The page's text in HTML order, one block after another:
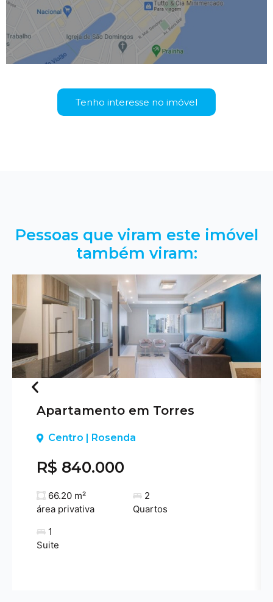
Tenho interesse no imóvel
Pessoas que viram este imóvel
também viram:
Previous
Apartamento em Torres
Centro | Rosenda
R$ 840.000
66.20 m²
área privativa
2
Quartos
1
Suite